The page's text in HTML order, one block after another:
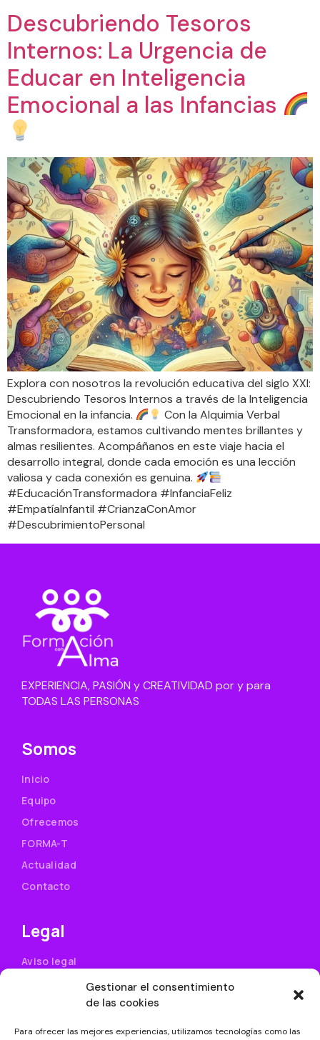
Gestionar el consentimiento
de las cookies
Para ofrecer las mejores experiencias, utilizamos tecnologías como las
Descubriendo Tesoros
Internos: La Urgencia de
Educar en Inteligencia
Emocional a las Infancias
Explora con nosotros la revolución educativa del siglo XXI:
Descubriendo Tesoros Internos a través de la Inteligencia
Emocional en la infancia.
Con la Alquimia Verbal
Transformadora, estamos cultivando mentes brillantes y
almas resilientes. Acompáñanos en este viaje hacia el
desarrollo integral, donde cada emoción es una lección
valiosa y cada conexión es genuina.
#EducaciónTransformadora #InfanciaFeliz
#EmpatíaInfantil #CrianzaConAmor
#DescubrimientoPersonal
EXPERIENCIA, PASIÓN y CREATIVIDAD por y para
TODAS LAS PERSONAS
Somos
Inicio
Equipo
Ofrecemos
FORMA-T
Actualidad
Contacto
Legal
Aviso legal
Política de privacidad
Uso de cookies
Condiciones generales de contratación